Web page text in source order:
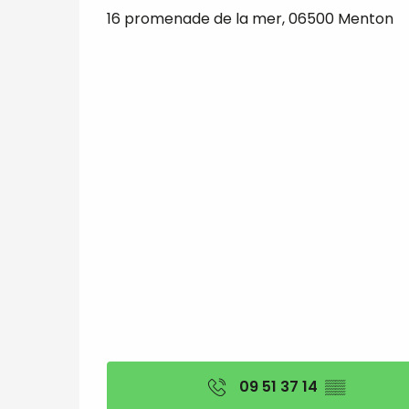
16 promenade de la mer, 06500 Menton
09 51 37 14 ▒▒